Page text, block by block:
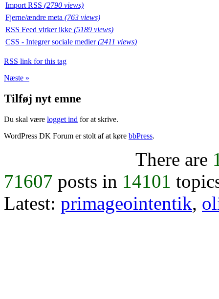
Import RSS (2790 views)
Fjerne/ændre meta (763 views)
RSS Feed virker ikke (5189 views)
CSS - Integrer sociale medier(2411 views)
RSS link for this tag
Næste »
Tilføj nyt emne
Du skal være logget ind for at skrive.
WordPress DK Forum er stolt af at køre bbPress.
There are
71607 posts in 14101
Latest: primageointentik,